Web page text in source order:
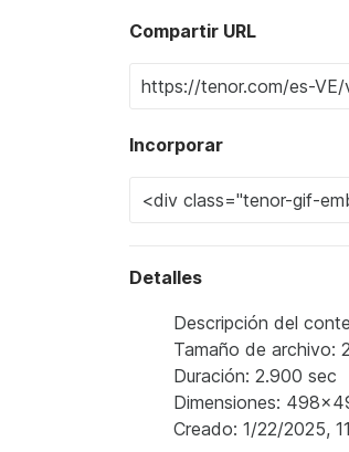
Compartir URL
Incorporar
Detalles
Descripción del
Tamaño de archivo:
Duración: 2.900 sec
Dimensiones:
Creado: 1/22/2025,